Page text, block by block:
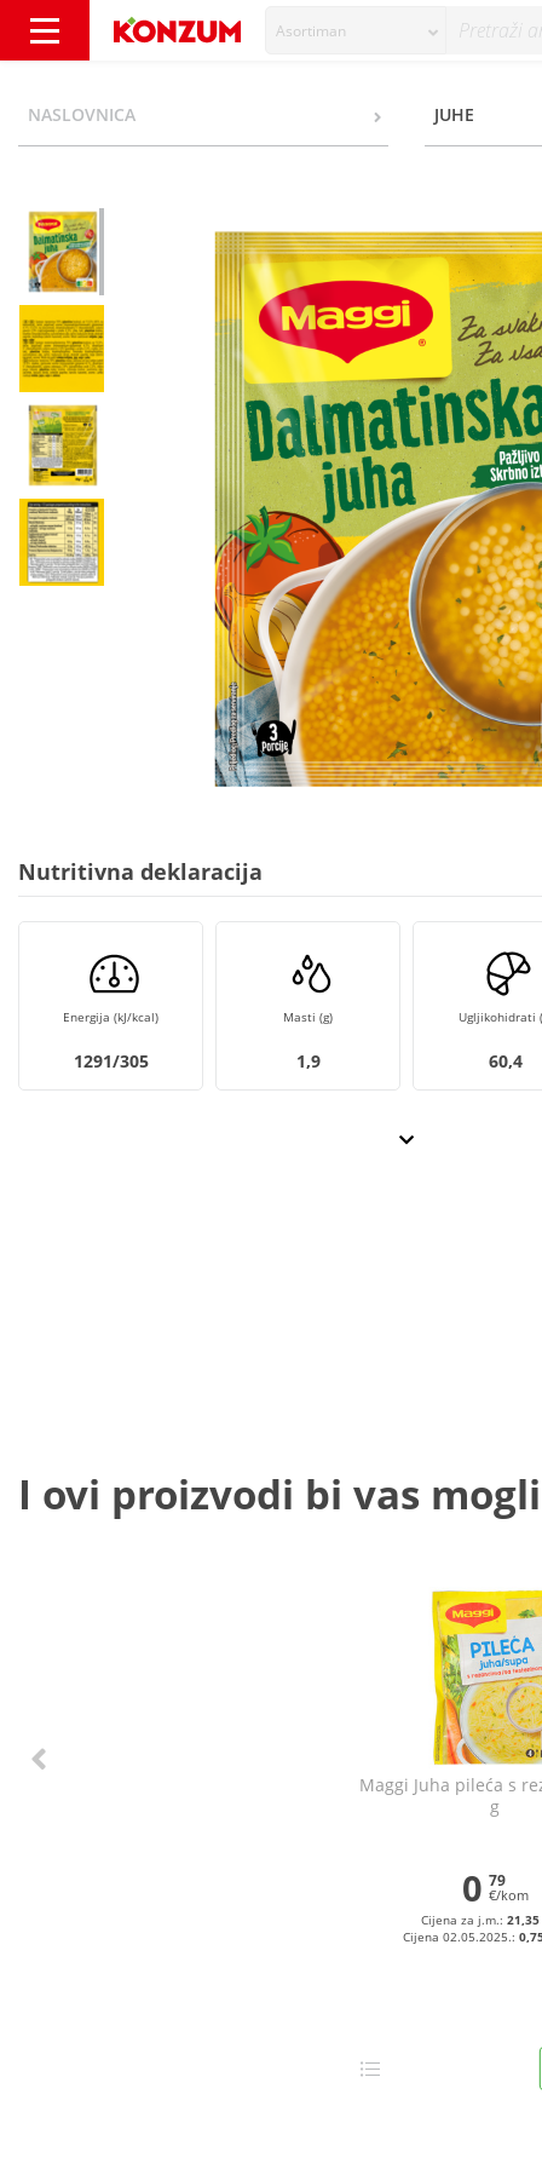
Asortiman
NASLOVNICA JUHE
Nutritivna deklaracija
Energija (kJ/kcal)
1291/305
Masti (g)
1,9
Ugljikohidrati
60,4
I ovi proizvodi bi vas
Maggi Juha pileća s
g
0 79
€/kom
Cijena za j.m.:
Cijena 02.05.2025.: